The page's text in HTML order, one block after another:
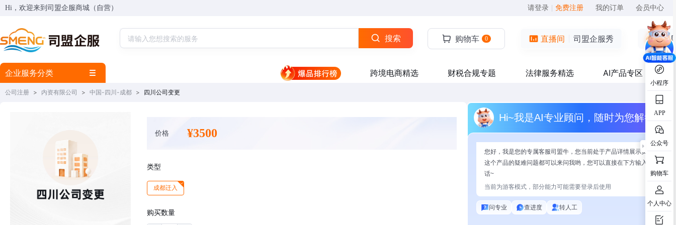
Hi，欢迎来到司盟企服商城（自营） 请登录 免费注册 我的订单 会员中心
小程序
APP
公众号
购物车
个人中心
搜索 购物车 0 直播间 司盟企服秀
企业服务分类 跨境电商精选 财税合规专题 法律服务精选 AI产品专区
公司注册 > 内资有限公司 > 中国-四川-成都 > 四川公司变更
价格 ¥3500
类型
成都迁入
购买数量
Hi~我是AI专业顾问，随时为您解答
您好，我是您的专属客服司盟牛，您当前处于产品详情展示页面，有关
这个产品的疑难问题都可以来问我哟，您可以直接在下方输入问题开始
话~
当前为游客模式，部分能力可能需要登录后使用
问专业 查进度 转人工